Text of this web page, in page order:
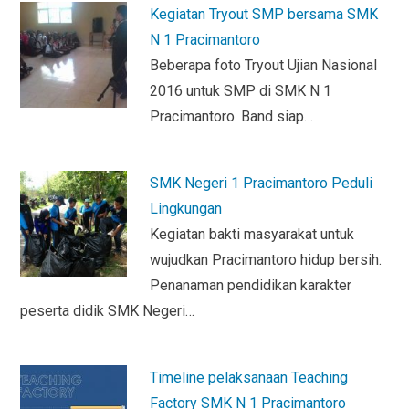
b
o
o
k
er s
A
p
p
ri
e
n
dl
y
Kegiatan Tryout SMP bersama SMK
N 1 Pracimantoro
Beberapa foto Tryout Ujian Nasional
2016 untuk SMP di SMK N 1
Pracimantoro. Band siap…
SMK Negeri 1 Pracimantoro Peduli
Lingkungan
Kegiatan bakti masyarakat untuk
wujudkan Pracimantoro hidup bersih.
Penanaman pendidikan karakter
peserta didik SMK Negeri…
Timeline pelaksanaan Teaching
Factory SMK N 1 Pracimantoro